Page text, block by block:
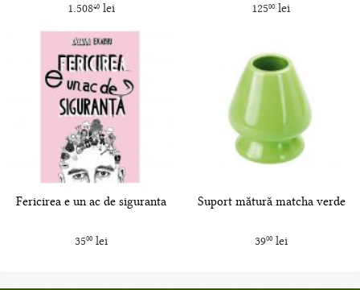
1.50840lei 12500 lei
Fericirea e un ac de siguranta
3500lei
Suport mătură matcha verde
3900lei